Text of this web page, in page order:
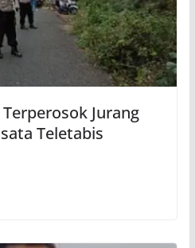
Jurang
Teletabis